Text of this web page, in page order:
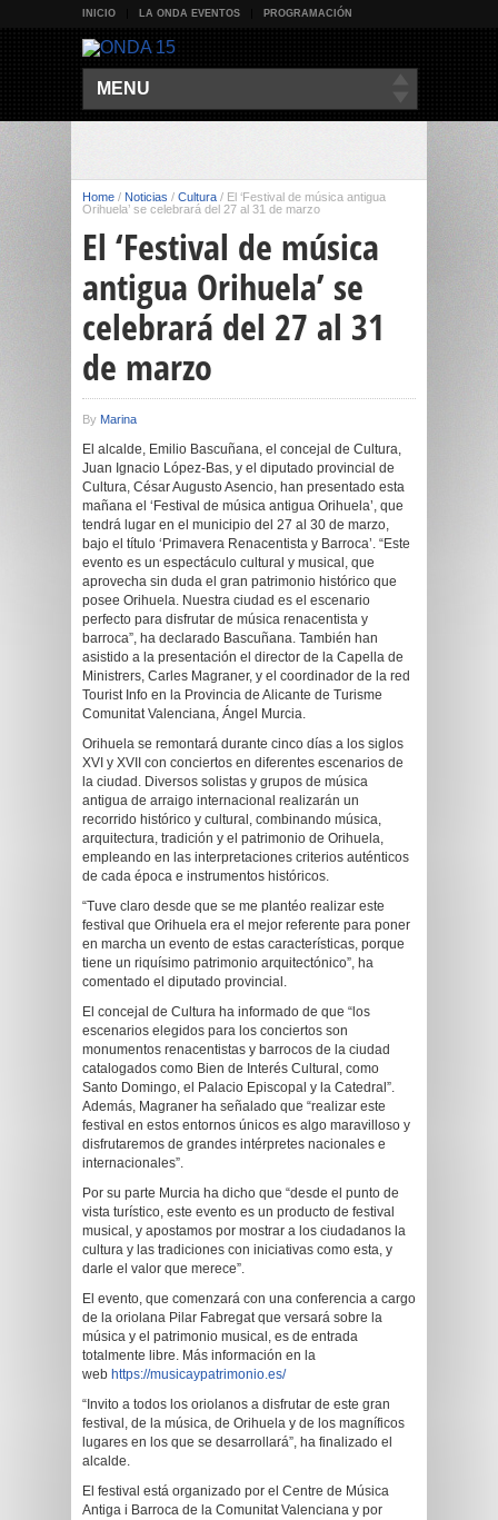
INICIO LA ONDA EVENTOS PROGRAMACIÓN
MENU
Home / Noticias / Cultura / El ‘Festival de música antigua
Orihuela’ se celebrará del 27 al 31 de marzo
El ‘Festival de música
antigua Orihuela’ se
celebrará del 27 al 31
de marzo
By Marina
El alcalde, Emilio Bascuñana, el concejal de Cultura,
Juan Ignacio López-Bas, y el diputado provincial de
Cultura, César Augusto Asencio, han presentado esta
mañana el ‘Festival de música antigua Orihuela’, que
tendrá lugar en el municipio del 27 al 30 de marzo,
bajo el título ‘Primavera Renacentista y Barroca’. “Este
evento es un espectáculo cultural y musical, que
aprovecha sin duda el gran patrimonio histórico que
posee Orihuela. Nuestra ciudad es el escenario
perfecto para disfrutar de música renacentista y
barroca”, ha declarado Bascuñana. También han
asistido a la presentación el director de la Capella de
Ministrers, Carles Magraner, y el coordinador de la red
Tourist Info en la Provincia de Alicante de Turisme
Comunitat Valenciana, Ángel Murcia.
Orihuela se remontará durante cinco días a los siglos
XVI y XVII con conciertos en diferentes escenarios de
la ciudad. Diversos solistas y grupos de música
antigua de arraigo internacional realizarán un
recorrido histórico y cultural, combinando música,
arquitectura, tradición y el patrimonio de Orihuela,
empleando en las interpretaciones criterios auténticos
de cada época e instrumentos históricos.
“Tuve claro desde que se me plantéo realizar este
festival que Orihuela era el mejor referente para poner
en marcha un evento de estas características, porque
tiene un riquísimo patrimonio arquitectónico”, ha
comentado el diputado provincial.
El concejal de Cultura ha informado de que “los
escenarios elegidos para los conciertos son
monumentos renacentistas y barrocos de la ciudad
catalogados como Bien de Interés Cultural, como
Santo Domingo, el Palacio Episcopal y la Catedral”.
Además, Magraner ha señalado que “realizar este
festival en estos entornos únicos es algo maravilloso y
disfrutaremos de grandes intérpretes nacionales e
internacionales”.
Por su parte Murcia ha dicho que “desde el punto de
vista turístico, este evento es un producto de festival
musical, y apostamos por mostrar a los ciudadanos la
cultura y las tradiciones con iniciativas como esta, y
darle el valor que merece”.
El evento, que comenzará con una conferencia a cargo
de la oriolana Pilar Fabregat que versará sobre la
música y el patrimonio musical, es de entrada
totalmente libre. Más información en la
web https://musicaypatrimonio.es/
“Invito a todos los oriolanos a disfrutar de este gran
festival, de la música, de Orihuela y de los magníficos
lugares en los que se desarrollará”, ha finalizado el
alcalde.
El festival está organizado por el Centre de Música
Antiga i Barroca de la Comunitat Valenciana y por